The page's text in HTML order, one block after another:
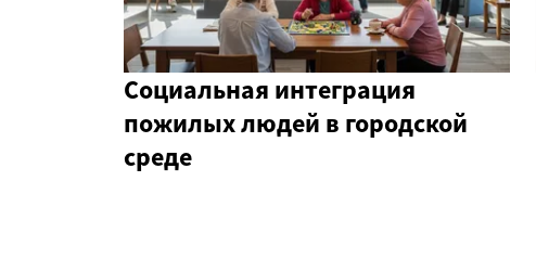
Социальная интеграция
пожилых людей в городской
среде